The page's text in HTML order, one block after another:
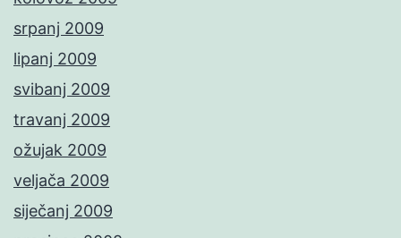
srpanj 2009
lipanj 2009
svibanj 2009
travanj 2009
ožujak 2009
veljača 2009
siječanj 2009